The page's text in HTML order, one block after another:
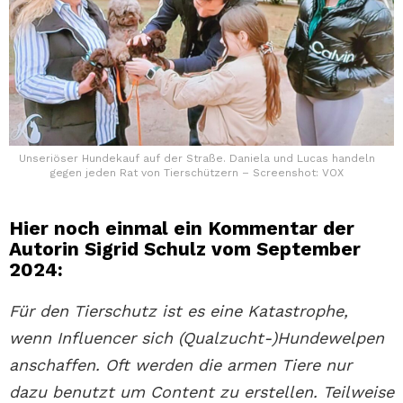
Unseriöser Hundekauf auf der Straße. Daniela und Lucas handeln
gegen jeden Rat von Tierschützern – Screenshot: VOX
Hier noch einmal ein Kommentar der
Autorin Sigrid Schulz vom September
2024:
Für den Tierschutz ist es eine Katastrophe,
wenn Influencer sich (Qualzucht-)Hundewelpen
anschaffen. Oft werden die armen Tiere nur
dazu benutzt um Content zu erstellen. Teilweise